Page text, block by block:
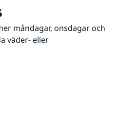
måndagar, onsdagar och
väder- eller